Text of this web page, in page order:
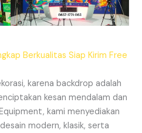
Berkualitas Siap Kirim Free
karena backdrop adalah
kesan mendalam dan
kami menyediakan
modern, klasik, serta